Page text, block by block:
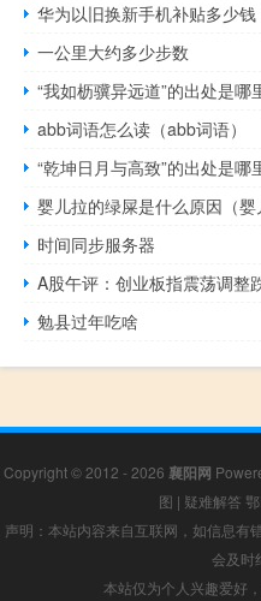
华为以旧换新手机补贴多少钱
一公里大约多少步数
“我如枥骥异远道”的出处是哪
abb词语怎么读（abb词语）
“乾坤日月与高致”的出处是哪
婴儿拉的绿屎是什么原因（婴
时间同步服务器
A股午评：创业板指震荡调整
勉县过年吃啥
Copyright © 2012 - 2026 襄阳网
图 | 疑难解答
声明：本站内容来自互联网，如信息有
会及时
本站仅为个人兴趣爱好